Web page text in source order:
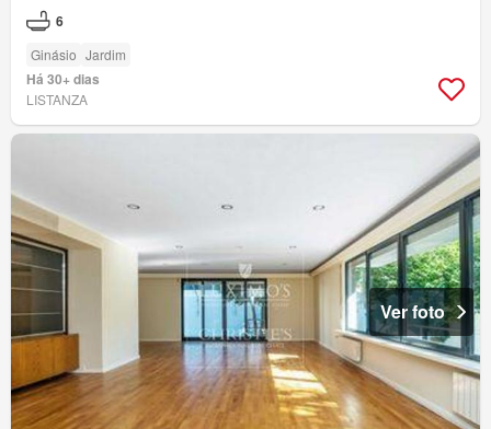
6
Ginásio Jardim
Há 30+ dias
LISTANZA
Ver foto